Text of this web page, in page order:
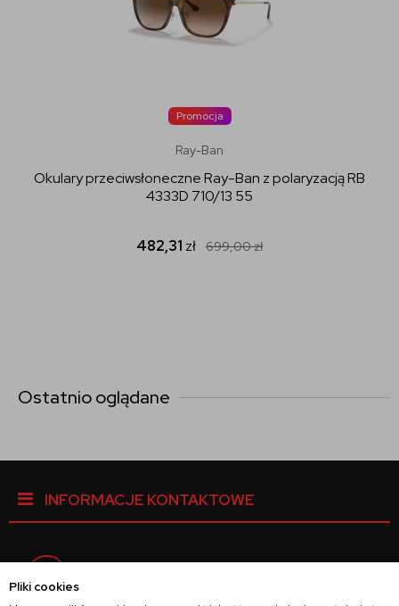
Pliki cookies
Promocja
Ray-Ban
Okulary przeciwsłoneczne Ray-Ban z polaryzacją RB
4333D 710/13 55
482,31 zł 699,00zł
Ostatnio oglądane
INFORMACJE KONTAKTOWE